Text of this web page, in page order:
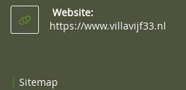
Website:
https://www.villavijf33.nl
Sitemap